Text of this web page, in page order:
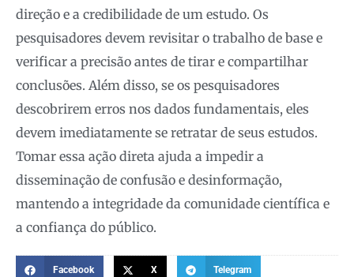
direção e a credibilidade de um estudo. Os
pesquisadores devem revisitar o trabalho de base e
verificar a precisão antes de tirar e compartilhar
conclusões. Além disso, se os pesquisadores
descobrirem erros nos dados fundamentais, eles
devem imediatamente se retratar de seus estudos.
Tomar essa ação direta ajuda a impedir a
disseminação de confusão e desinformação,
mantendo a integridade da comunidade científica e
a confiança do público.
Facebook X Telegram